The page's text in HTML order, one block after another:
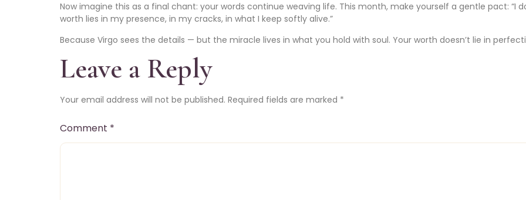
Now imagine this as a final chant: your words continue weaving life. This month, make yourself a gentle pact: “I
worth lies in my presence, in my cracks, in what I keep softly alive.”
Because Virgo sees the details — but the miracle lives in what you hold with soul. Your worth doesn’t lie in
Leave a Reply
Your email address will not be published. Required fields are marked *
Comment *